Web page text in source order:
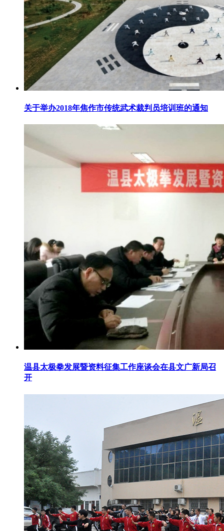
关于举办2018年焦作市传统武术裁判员培训班的通知
温县太极拳发展暨资料征集工作座谈会在县文广新局召
开